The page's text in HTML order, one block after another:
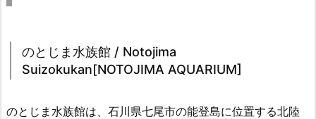
のとじま水族館 / Notojima
Suizokukan[NOTOJIMA AQUARIUM]
のとじま水族館は、石川県七尾市の能登島に位置する北陸